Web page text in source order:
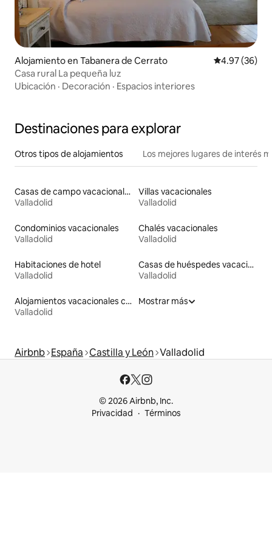
Alojamiento en Tabanera de Cerrato Calificación
4.97 (36)
Casa rural La pequeña luz
Ubicación · Decoración · Espacios interiores
Destinaciones para explorar
Otros tipos de alojamientos Los mejores lugares de interés
Casas de campo vacacionales
Valladolid
Villas vacacionales
Valladolid
Condominios vacacionales
Valladolid
Chalés vacacionales
Valladolid
Habitaciones de hotel
Valladolid
Casas de huéspedes vacacionales
Valladolid
Alojamientos vacacionales con piscina
Valladolid
Mostrar más
Airbnb España Castilla y León Valladolid
© 2026 Airbnb, Inc.
Privacidad
Términos